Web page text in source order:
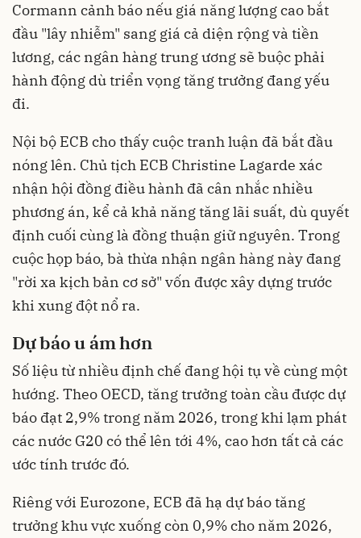
Cormann cảnh báo nếu giá năng lượng cao bắt
đầu "lây nhiễm" sang giá cả diện rộng và tiền
lương, các ngân hàng trung ương sẽ buộc phải
hành động dù triển vọng tăng trưởng đang yếu
đi.
Nội bộ ECB cho thấy cuộc tranh luận đã bắt đầu
nóng lên. Chủ tịch ECB Christine Lagarde xác
nhận hội đồng điều hành đã cân nhắc nhiều
phương án, kể cả khả năng tăng lãi suất, dù quyết
định cuối cùng là đồng thuận giữ nguyên. Trong
cuộc họp báo, bà thừa nhận ngân hàng này đang
"rời xa kịch bản cơ sở" vốn được xây dựng trước
khi xung đột nổ ra.
Dự báo u ám hơn
Số liệu từ nhiều định chế đang hội tụ về cùng một
hướng. Theo OECD, tăng trưởng toàn cầu được dự
báo đạt 2,9% trong năm 2026, trong khi lạm phát
các nước G20 có thể lên tới 4%, cao hơn tất cả các
ước tính trước đó.
Riêng với Eurozone, ECB đã hạ dự báo tăng
trưởng khu vực xuống còn 0,9% cho năm 2026,